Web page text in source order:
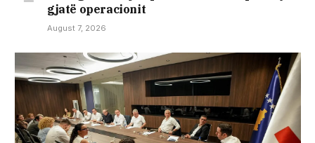
gjatë operacionit
August 7, 2026